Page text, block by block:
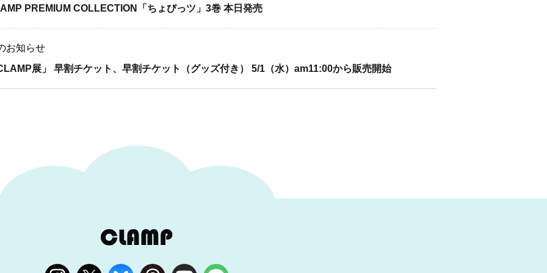
PREMIUM COLLECTION「ちょびっツ」3巻 本日発売
お知らせ
展」 早割チケット、早割チケット（グッズ付き） 5/1（水）am11:00から販売開始